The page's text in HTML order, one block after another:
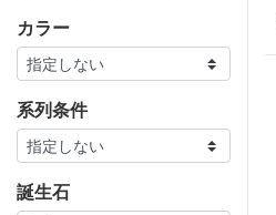
カラー
系列条件
誕生石